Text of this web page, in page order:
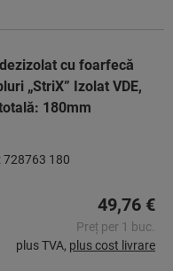
cu foarfecă
„StriX” Izolat VDE,
180mm
728763 180
49,76 €
Preț per 1 buc.
plus TVA, plus cost livrare